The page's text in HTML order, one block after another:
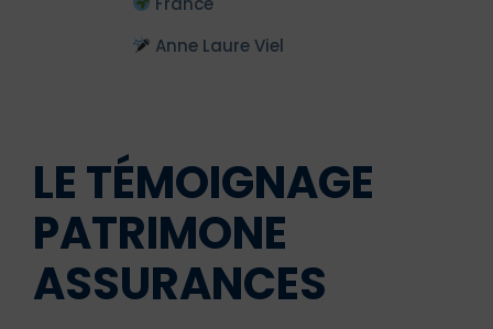
Anne Laure Viel
LE TÉMOIGNAGE
PATRIMONE
ASSURANCES